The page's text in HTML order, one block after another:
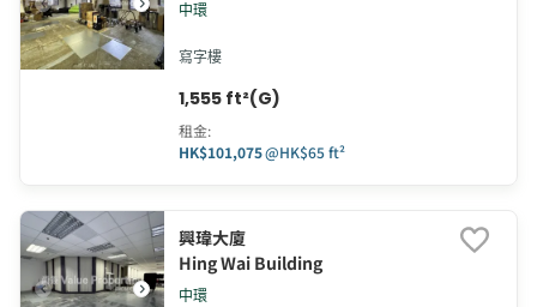
中環
寫字樓
1,555 ft²(G)
租金:
HK$101,075@HK$65 ft²
興瑋大廈
Hing Wai Building
中環